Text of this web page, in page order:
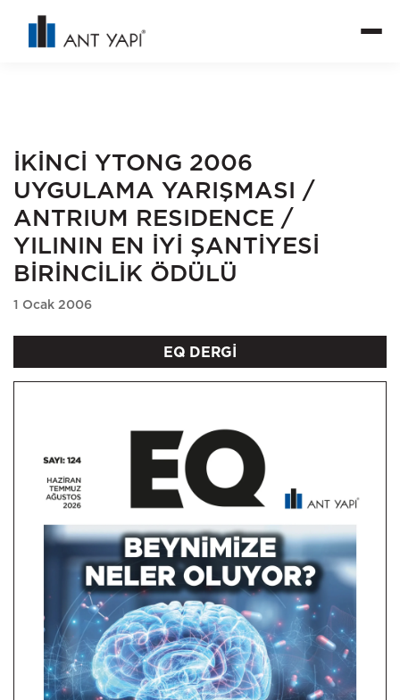
İKİNCİ YTONG 2006
UYGULAMA YARIŞMASI /
ANTRIUM RESIDENCE /
YILININ EN İYİ ŞANTİYESİ
BİRİNCİLİK ÖDÜLÜ
1 Ocak 2006
EQ DERGİ